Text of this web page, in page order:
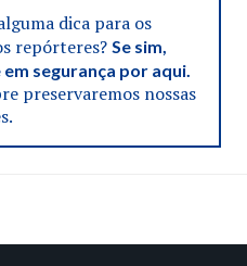
dica para os
repórteres? Se sim,
em segurança por aqui.
preservaremos nossas